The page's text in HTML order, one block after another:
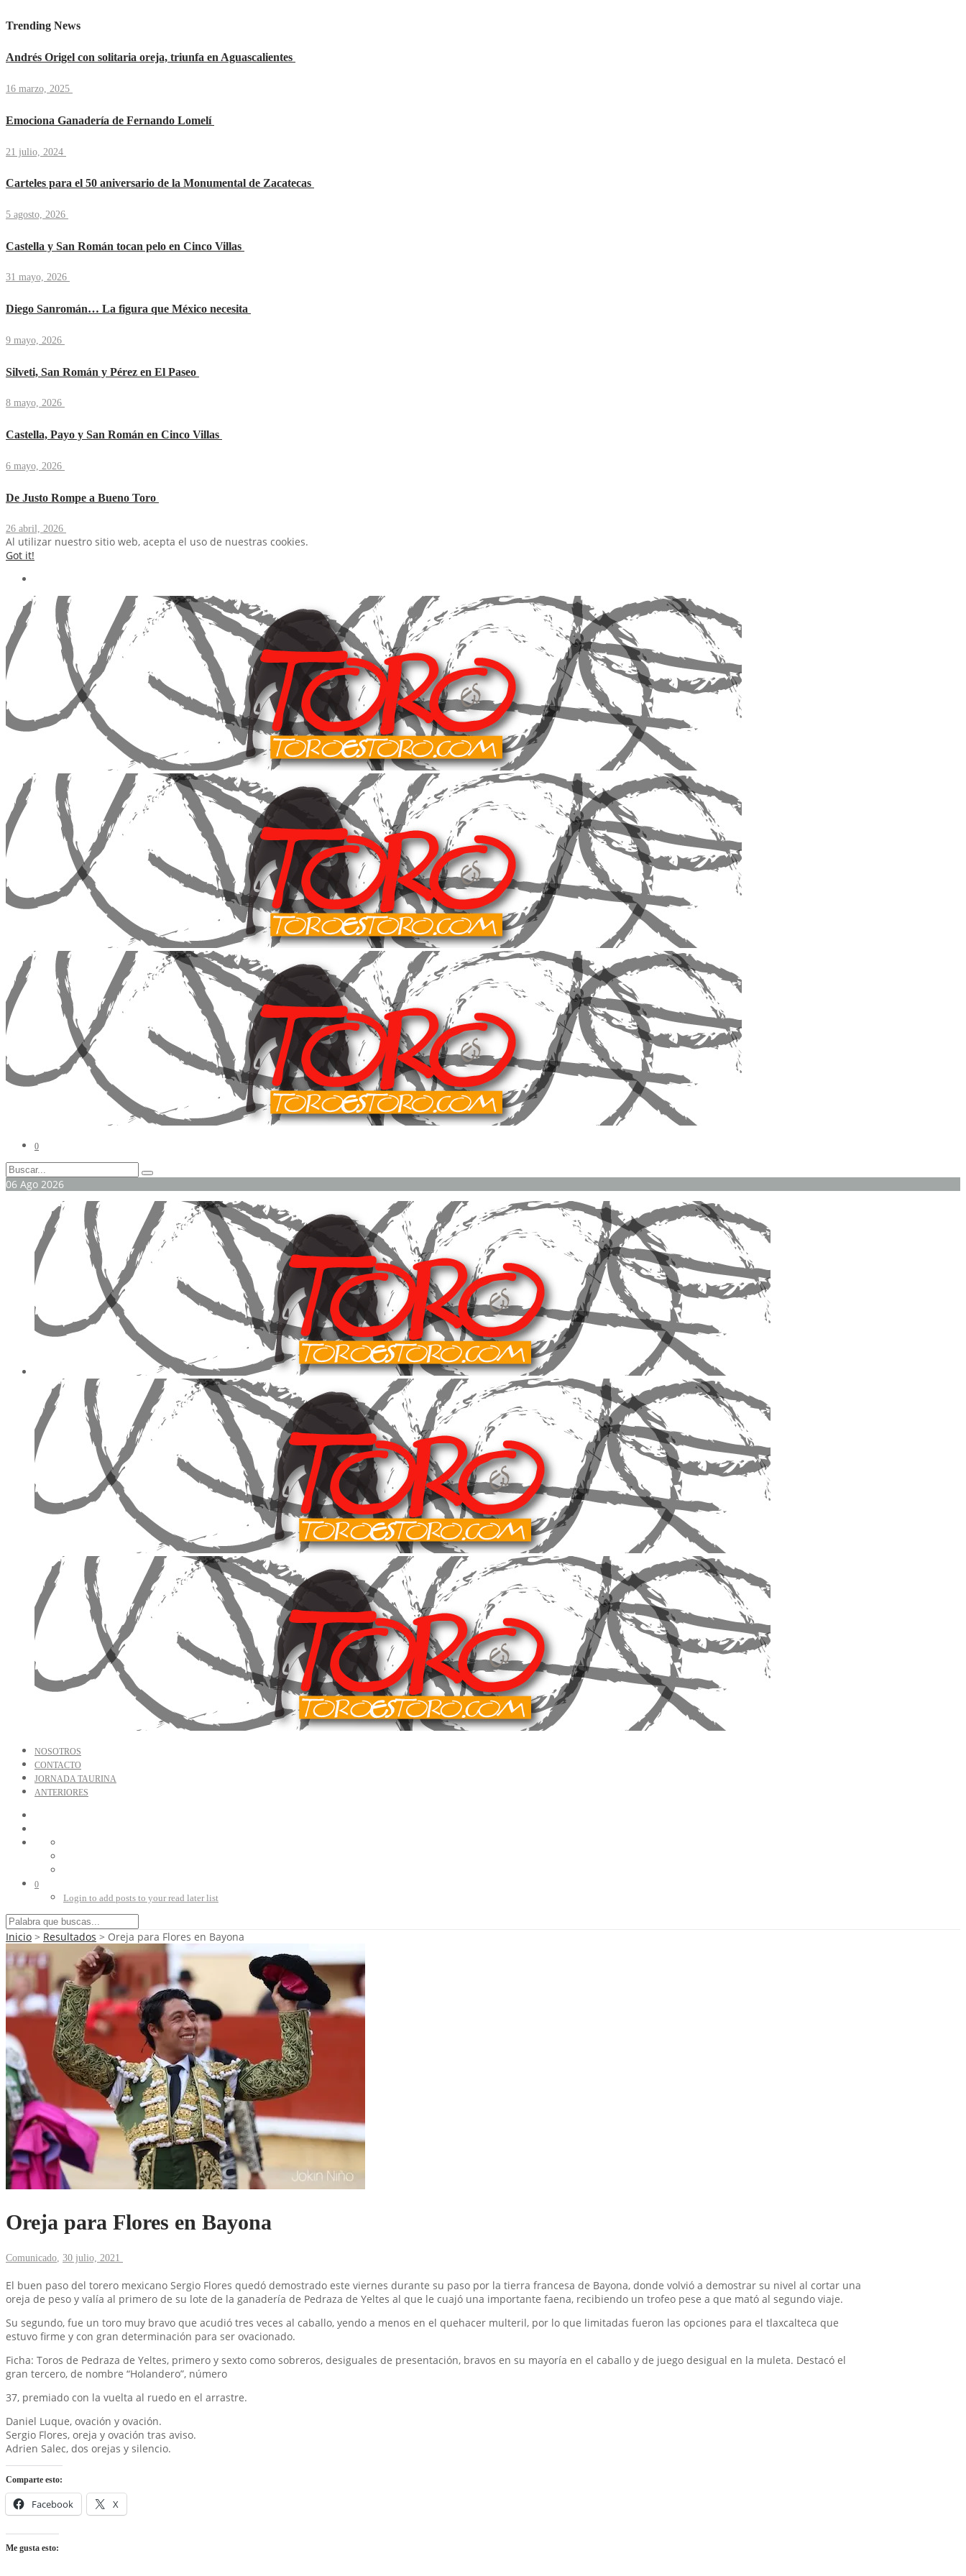
Trending News
Andrés Origel con solitaria oreja, triunfa en Aguascalientes
16 marzo, 2025
Emociona Ganadería de Fernando Lomelí
21 julio, 2024
Carteles para el 50 aniversario de la Monumental de Zacatecas
5 agosto, 2026
Castella y San Román tocan pelo en Cinco Villas
31 mayo, 2026
Diego Sanromán… La figura que México necesita
9 mayo, 2026
Silveti, San Román y Pérez en El Paseo
8 mayo, 2026
Castella, Payo y San Román en Cinco Villas
6 mayo, 2026
De Justo Rompe a Bueno Toro
26 abril, 2026
Al utilizar nuestro sitio web, acepta el uso de nuestras cookies.
Got it!
0
06 Ago 2026
NOSOTROS
CONTACTO
JORNADA TAURINA
ANTERIORES
0
Login to add posts to your read later list
Inicio > Resultados > Oreja para Flores en Bayona
Oreja para Flores en Bayona
Comunicado, 30 julio, 2021
El buen paso del torero mexicano Sergio Flores quedó demostrado este viernes durante su paso por la tierra francesa de Bayona, donde volvió a demostrar su nivel al cortar una
oreja de peso y valía al primero de su lote de la ganadería de Pedraza de Yeltes al que le cuajó una importante faena, recibiendo un trofeo pese a que mató al segundo viaje.
Su segundo, fue un toro muy bravo que acudió tres veces al caballo, yendo a menos en el quehacer multeril, por lo que limitadas fueron las opciones para el tlaxcalteca que
estuvo firme y con gran determinación para ser ovacionado.
Ficha: Toros de Pedraza de Yeltes, primero y sexto como sobreros, desiguales de presentación, bravos en su mayoría en el caballo y de juego desigual en la muleta. Destacó el
gran tercero, de nombre “Holandero”, número
37, premiado con la vuelta al ruedo en el arrastre.
Daniel Luque, ovación y ovación.
Sergio Flores, oreja y ovación tras aviso.
Adrien Salec, dos orejas y silencio.
Comparte esto:
Facebook X
Me gusta esto: